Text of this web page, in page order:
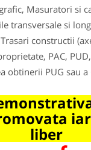
Masuratori si
transversale si
constructii
PAC,
obtinerii PUG sau
liber